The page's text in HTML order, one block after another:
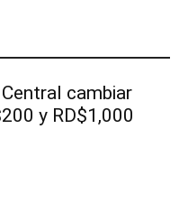
cambiar
y RD$1,000